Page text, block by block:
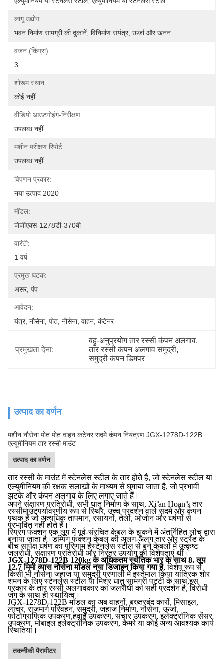
लागू उद्योग:
भवन निर्माण सामग्री की दुकानें, विनिर्माण संयंत्र, ऊर्जा और खनन
वजन (किग्रा):
3
शोरूम स्थान:
कोई नहीं
वीडियो आउटगोइंग-निरीक्षण:
उपलब्ध नहीं
मशीन परीक्षण रिपोर्ट:
उपलब्ध नहीं
विपणन प्रकार:
नया उत्पाद 2020
मॉडल:
जेजीएक्स-1278डी-370बी
वारंटी:
1 वर्ष
प्रमुख घटक:
असर, पंप
आवेदन:
यंत्र, नौसेना, पोत, नौसेना, वाहन, कंटेनर
प्रमुखता देना:
बहु-अनुप्रयोग तार रस्सी कंपन अलगाव,
तार रस्सी कंपन अलगाव समुद्री,
समुद्री कंपन डिमपर
उत्पाद का वर्णन
मशीन नौसेना पोत पोत वाहन कंटेनर सदमे कंपन नियंत्रण JGX-1278D-122B
एल्यूमीनियम तार रस्सी माउंट
उत्पाद का वर्णन
तार रस्सी के माउंट में स्टेनलेस स्टील के तार होते हैं, जो स्टेनलेस स्टील या
एल्यूमीनियम की रक्षक सलाखों के माध्यम से घुमाया जाता है, जो प्रभावी
झटके और कंपन अलगाव के लिए लगाए जाते हैं।
अपने संक्षारण प्रतिरोधी, सभी धातु निर्माण के साथ, Xi ̊an Hoan ̊s तार
रस्सीमाउंटपर्यावरणीय रूप से स्थिर, उच्च प्रदर्शन वाले सदमे और कंपन
पृथक हैं जो अत्यधिक तापमान, रसायनों, तेलों, ओजोन और घर्षणों से
प्रभावित नहीं होते हैं।
स्प्रिंग फंक्शन एक लूप में पूर्व-संरचित केबल के झुकने में अंतर्निहित लोच द्वारा
बनाया जाता है।डम्पिंग फंक्शन केबल की अलग-अलग तार और स्ट्रैंड के
बीच सापेक्ष घर्षण का परिणाम हैस्टेनलेस स्टील से बने केबलों में उत्कृष्ट
जलरोधी, संक्षारण प्रतिरोधी और निरंतर उपयोग की विशेषताएं थीं।
JGX-1278D-122B 120kg के अधिकतम स्थैतिक भार के साथ 8. लूप
12.7 मिमी व्यास नौसेना मॉडल नया डिजाइन किया गया है, विशेष रूप से
किसी भी नौसेना जहाज या समुद्री प्रणाली में इस्तेमाल किया यांत्रिक शोर
शमन के लिए स्टेनलेस स्टील या मिश्र धातु सामग्री पट्टी के साथ,इस
प्रकार के तार रस्सी अलगावकार का जलरोधी का सही प्रदर्शन है, विरोधी
जंग के साथ ही स्थायित्व।
JGX-1278D-122B मॉडल का अब वाहनों, बख्तरबंद कारों, मिसाइल,
लांचर, राजमार्ग परिवहन, समुद्री, जहाज निर्माण, नौसेना, ऊर्जा,
फोटोग्राफिक उपकरण,हवाई उपकरण, संचार उपकरण, इलेक्ट्रॉनिक सेंसर
उपकरण, मोबाइल इलेक्ट्रॉनिक उपकरण, कैमरे या कोई अन्य आवश्यक कार्य
स्थितियां।
तकनीकी पैरामीटर